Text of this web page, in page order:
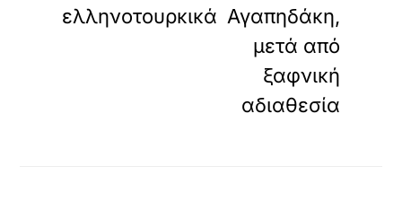
ελληνοτουρκικά Αγαπηδάκη,
μετά από
ξαφνική
αδιαθεσία